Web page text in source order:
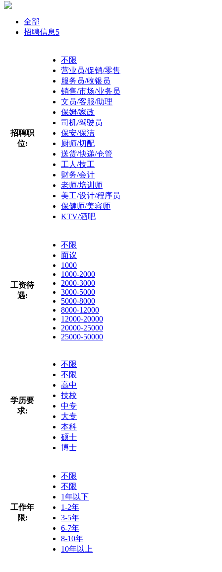
全部
招聘信息5
招聘职
位:
不限
营业员/促销/零售
服务员/收银员
销售/市场/业务员
文员/客服/助理
保姆/家政
司机/驾驶员
保安/保洁
厨师/切配
送货/快递/仓管
工人/技工
财务/会计
老师/培训师
美工/设计/程序员
保健师/美容师
KTV/酒吧
工资待
遇:
不限
面议
1000
1000-2000
2000-3000
3000-5000
5000-8000
8000-12000
12000-20000
20000-25000
25000-50000
学历要
求:
不限
不限
高中
技校
中专
大专
本科
硕士
博士
工作年
限:
不限
不限
1年以下
1-2年
3-5年
6-7年
8-10年
10年以上